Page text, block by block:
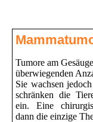
Tumore am
überwiegenden
Sie wachsen
schränken die
ein. Eine
dann die einzige